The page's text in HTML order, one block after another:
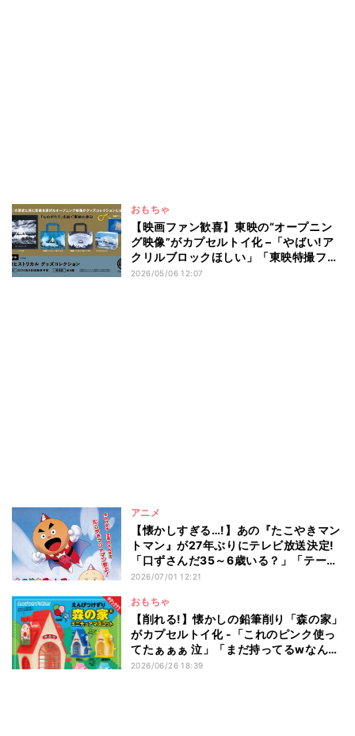
おもちゃ
【映画ファン歓喜】東映の“オープニン
グ映像”がカプセルトイ化 –「やばい!ア
クリルブロックほしい」「東映特撮フィ
ギュアの背景に」と話題
2026/05/06 12:07
アニメ
【懐かしすぎる…!】あの『たこやきマン
トマン』が27年ぶりにテレビ放送決定!
「口ずさんだ35～6歳いる？」「テーマ
ソングだけは変えないで」と話題に
2026/07/01 12:21
おもちゃ
【削れる!】懐かしの鉛筆削り「森の家」
がカプセルトイ化 -「これのピンク使っ
てたぁぁぁ 泣」「まだ持ってるwなんな
ら使ってる」と話題
2026/06/26 18:39